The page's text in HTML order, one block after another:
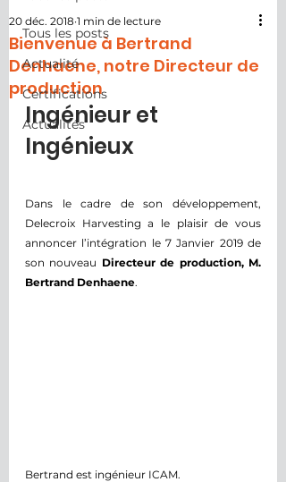
Tous les posts
Actualité
Certifications
Actualités
Bienvenue à Bertrand
Denhaene, notre Directeur de
production
20 déc. 2018 1 min de lecture
Ingénieur et
Ingénieux
Dans le cadre de son développement,
Delecroix Harvesting a le plaisir de vous
annoncer l’intégration le 7 Janvier 2019 de
son nouveau Directeur de production, M.
Bertrand Denhaene.
Bertrand est ingénieur ICAM.